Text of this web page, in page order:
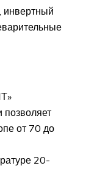
инвертный
позволяет
от 70 до
20-